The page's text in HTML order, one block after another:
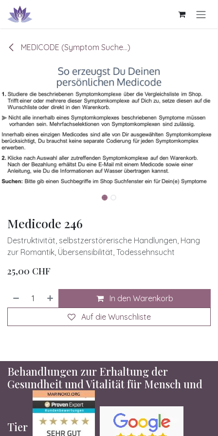
Zum Inhalt springen
MEDICODE (Symptom Suche...)
Medicode 246
Destruktivität, selbstzerstörerische Handlungen, Hang
zur Romantik, Übersensibilität, Todessehnsucht
25,00 CHF
In den Warenkorb
Auf die Wunschliste
Behandlungen zur Erhaltung der
Gesundheit und Vitalität für Mensch und
Tier